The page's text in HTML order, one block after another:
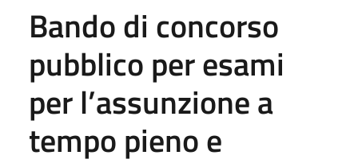
Bando di concorso
pubblico per esami
per l’assunzione a
tempo pieno e